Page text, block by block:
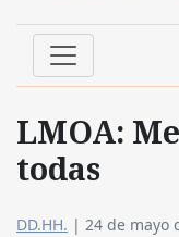
LMOA:
todas
DD.HH. | 24 de mayo